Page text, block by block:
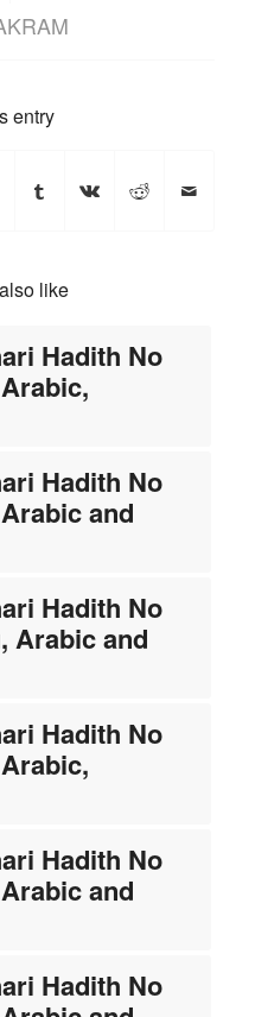
entry
like
Hadith No
Hadith No
and
Hadith No
Arabic and
Hadith No
Hadith No
and
Hadith No